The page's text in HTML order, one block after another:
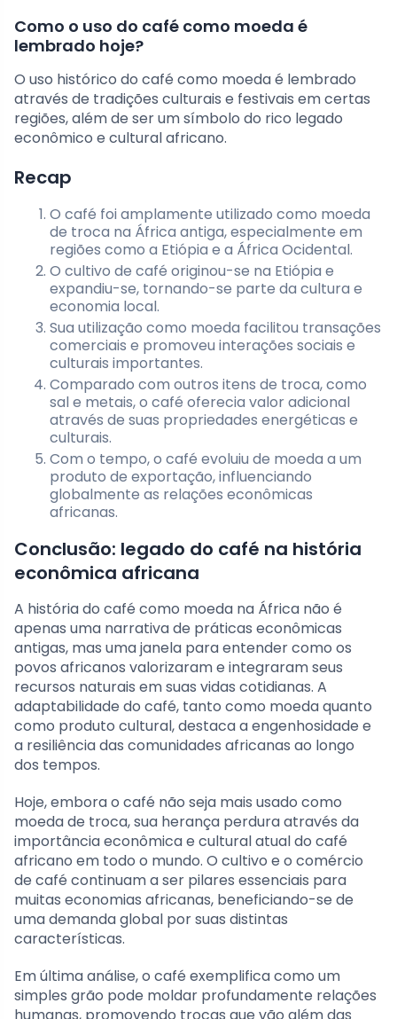
Como o uso do café como moeda é
lembrado hoje?
O uso histórico do café como moeda é lembrado
através de tradições culturais e festivais em certas
regiões, além de ser um símbolo do rico legado
econômico e cultural africano.
Recap
O café foi amplamente utilizado como moeda
de troca na África antiga, especialmente em
regiões como a Etiópia e a África Ocidental.
O cultivo de café originou-se na Etiópia e
expandiu-se, tornando-se parte da cultura e
economia local.
Sua utilização como moeda facilitou transações
comerciais e promoveu interações sociais e
culturais importantes.
Comparado com outros itens de troca, como
sal e metais, o café oferecia valor adicional
através de suas propriedades energéticas e
culturais.
Com o tempo, o café evoluiu de moeda a um
produto de exportação, influenciando
globalmente as relações econômicas
africanas.
Conclusão: legado do café na história
econômica africana
A história do café como moeda na África não é
apenas uma narrativa de práticas econômicas
antigas, mas uma janela para entender como os
povos africanos valorizaram e integraram seus
recursos naturais em suas vidas cotidianas. A
adaptabilidade do café, tanto como moeda quanto
como produto cultural, destaca a engenhosidade e
a resiliência das comunidades africanas ao longo
dos tempos.
Hoje, embora o café não seja mais usado como
moeda de troca, sua herança perdura através da
importância econômica e cultural atual do café
africano em todo o mundo. O cultivo e o comércio
de café continuam a ser pilares essenciais para
muitas economias africanas, beneficiando-se de
uma demanda global por suas distintas
características.
Em última análise, o café exemplifica como um
simples grão pode moldar profundamente relações